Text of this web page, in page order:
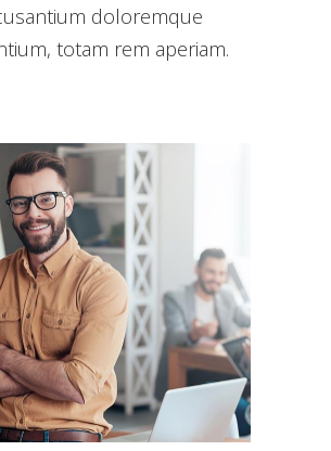
doloremque
totam rem aperiam.